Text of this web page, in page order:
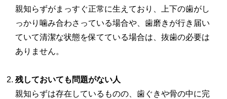
親知らずがまっすぐ正常に生えており、上下の歯がし
っかり噛み合わさっている場合や、歯磨きが行き届い
ていて清潔な状態を保てている場合は、抜歯の必要は
ありません。
残しておいても問題がない人
親知らずは存在しているものの、歯ぐきや骨の中に完